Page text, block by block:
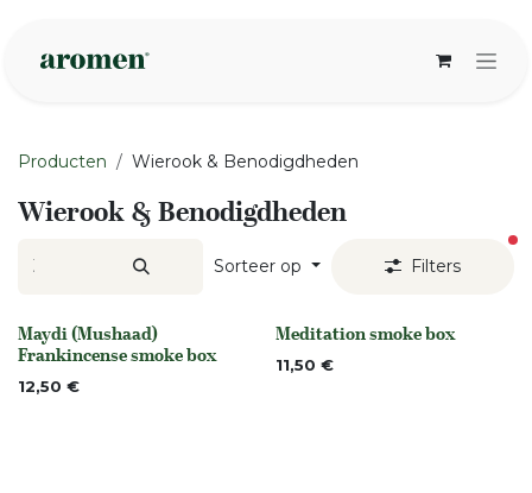
Producten Wierook & Benodigdheden
Wierook & Benodigdheden
Sorteer op Filters
None
Maydi (Mushaad)
Frankincense smoke box
12,50 €
None
Meditation smoke box
11,50 €